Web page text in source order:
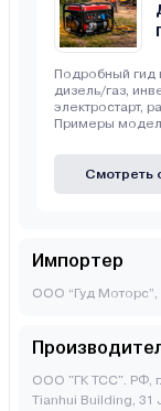
Подробный гид
дизель/газ,
электростарт,
Примеры
Смотреть
Импортер
ООО “Гуд Моторс”,
ООО "ГК ТСС". РФ,
Tianhui Building, 31